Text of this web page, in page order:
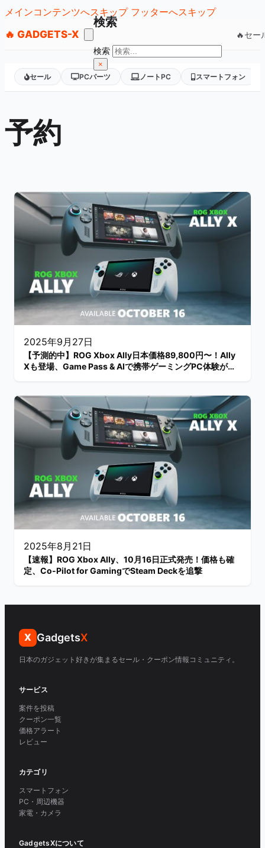
メインコンテンツへスキップ フッターへスキップ
🔥 GADGETS-X
🔥セー
検索
検索
×
セール
PCパーツ ノートPC スマートフォン
予約
2025年9月27日
【予測的中】ROG Xbox Ally日本価格89,800円〜！Ally
Xも登場、Game Pass & AIで携帯ゲーミングPC体験が変
2025年8月21日
【速報】ROG Xbox Ally、10月16日正式発売！価格も確
定、Co-Pilot for GamingでSteam Deckを追撃
X GadgetsX
日本のガジェット好きが集まるセール・クーポン情報コミュニティ。
サービス
案件を投稿
クーポン一覧
価格アラート
レビュー
カテゴリ
スマートフォン
PC・周辺機器
家電・カメラ
GadgetsXについて